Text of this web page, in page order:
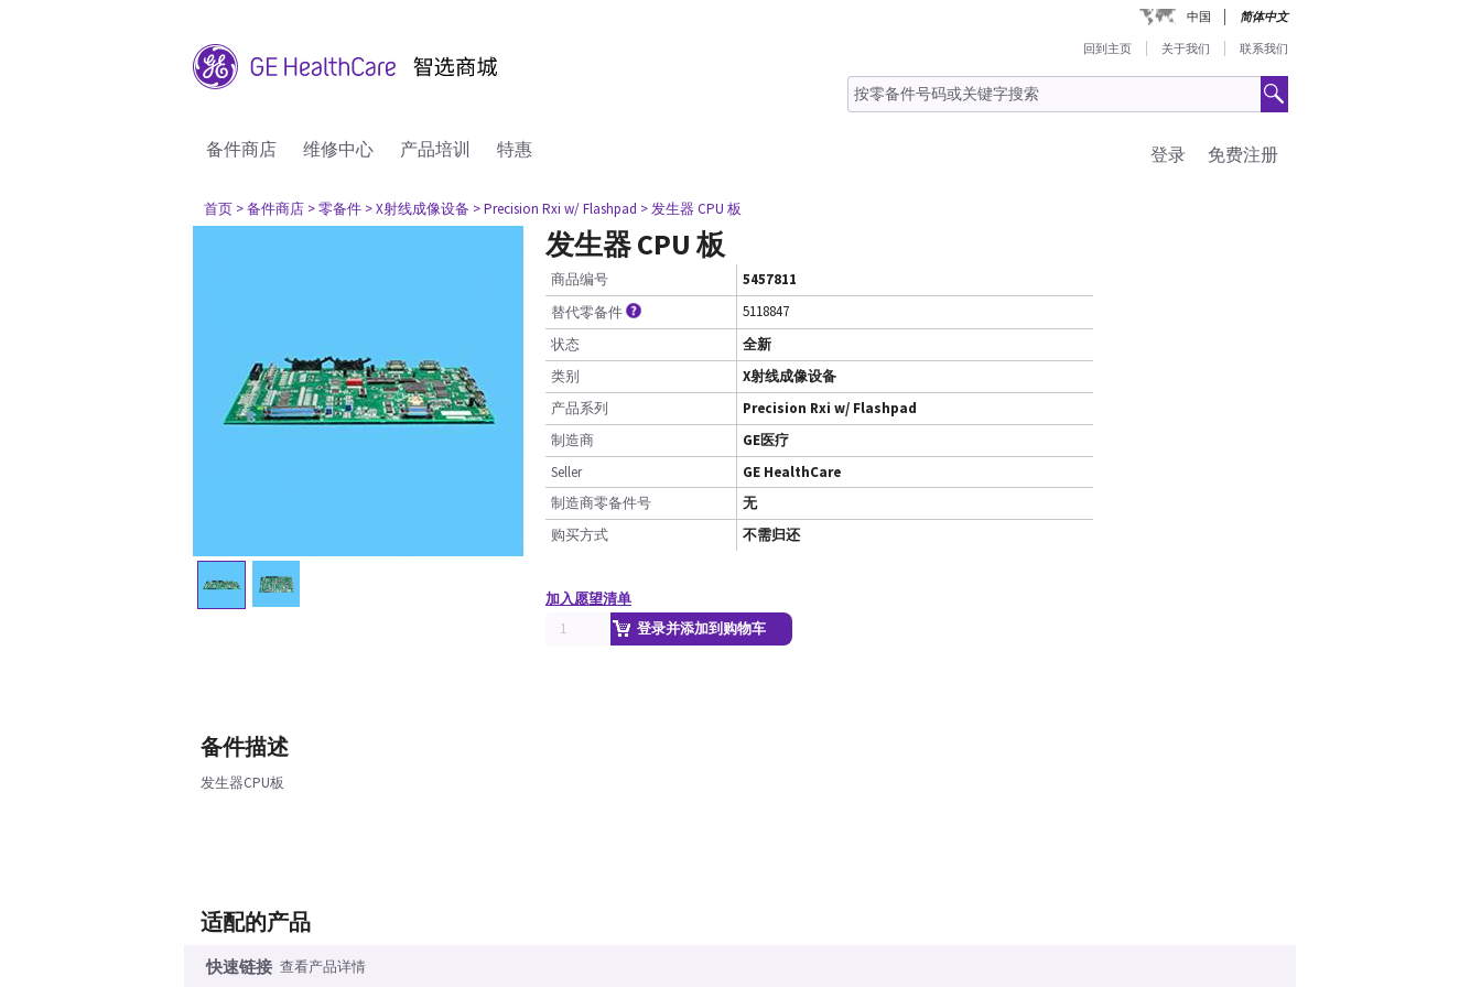
中国 简体中文
回到主页 关于我们 联系我们
备件商店 维修中心 产品培训 特惠 免费注册
登录
首页 > 备件商店 > 零备件 > X射线成像设备 > Precision Rxi w/ Flashpad > 发生器 CPU 板
发生器 CPU 板
商品编号
5457811
替代零备件
5118847
状态
全新
类别
X射线成像设备
产品系列
Precision Rxi w/ Flashpad
制造商
GE医疗
Seller
GE HealthCare
制造商零备件号
无
购买方式
不需归还
加入愿望清单
登录并添加到购物车
备件描述
发生器CPU板
适配的产品
快速链接 查看产品详情